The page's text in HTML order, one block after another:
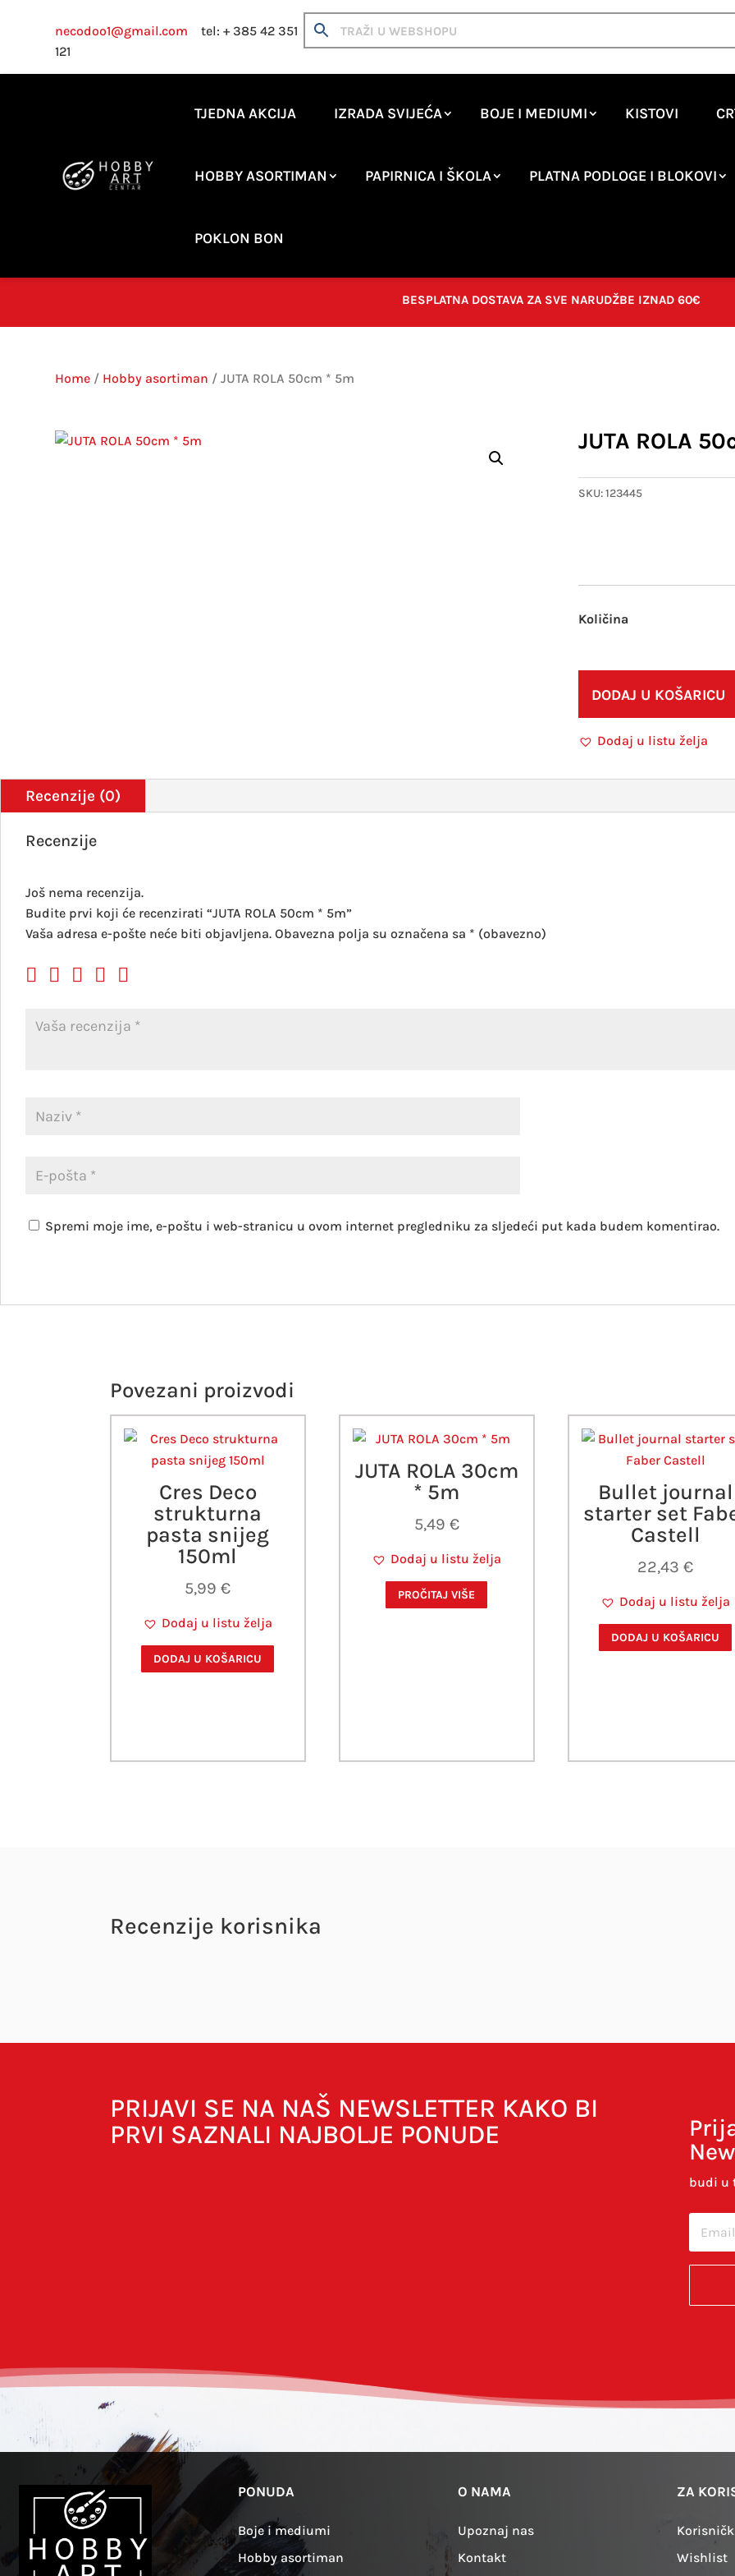
necodoo1@gmail.com tel: + 385 42 351
121
TJEDNA AKCIJA IZRADA SVIJEĆA BOJE I MEDIUMI KISTOVI
HOBBY ASORTIMAN PAPIRNICA I ŠKOLA PLATNA PODLOGE I BLOKOVI
POKLON BON
BESPLATNA DOSTAVA ZA SVE NARUDŽBE IZNAD 60€
Home / Hobby asortiman / JUTA ROLA 50cm * 5m
JUTA ROLA
SKU:123445
DODAJ U KOŠARICU
Dodaj u listu želja
Recenzije (0)
Recenzije
Još nema recenzija.
Budite prvi koji će recenzirati “JUTA ROLA 50cm * 5m”
Vaša adresa e-pošte neće biti objavljena. Obavezna polja su označena sa * (obavezno)
Spremi moje ime, e-poštu i web-stranicu u ovom internet pregledniku za sljedeći put kada budem komentirao.
Povezani proizvodi
Cres Deco
strukturna
pasta snijeg
150ml
5,99€
Dodaj u listu želja
DODAJ U KOŠARICU
JUTA ROLA 30cm
* 5m
5,49 €
Dodaj u listu želja
PROČITAJ VIŠE
Bullet journal
starter set
Castell
22,43€
Dodaj u listu želja
DODAJ U KOŠARICU
Recenzije korisnika
PRIJAVI SE NA NAŠ NEWSLETTER KAKO BI
PRVI SAZNALI NAJBOLJE PONUDE
budi u
PONUDA
Boje i mediumi
Hobby asortiman
O NAMA
Upoznaj nas
Kontakt
ZA
Wishlist